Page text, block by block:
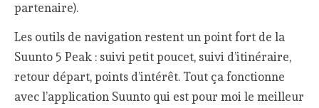
partenaire).
Les outils de navigation restent un point fort de la
Suunto 5 Peak : suivi petit poucet, suivi d’itinéraire,
retour départ, points d’intérêt. Tout ça fonctionne
avec l’application Suunto qui est pour moi le meilleur